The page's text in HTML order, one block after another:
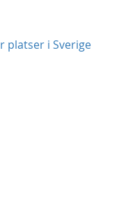
platser i Sverige